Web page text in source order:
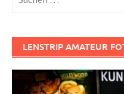
nach:
LENSTRIP AMATEUR